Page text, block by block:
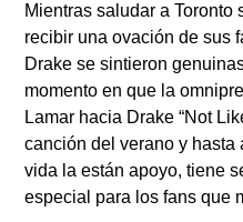
Mientras saludar a Toronto
recibir una ovación de sus
Drake se sintieron
momento en que la
Lamar hacia Drake “Not
canción del verano y hasta
vida la están apoyo, tiene
especial para los fans que